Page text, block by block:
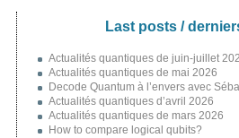
Last posts /
Actualités quantiques de juin-juillet
Actualités quantiques de mai 2026
Decode Quantum à l’envers avec
Actualités quantiques d’avril 2026
Actualités quantiques de mars 2026
How to compare logical qubits?